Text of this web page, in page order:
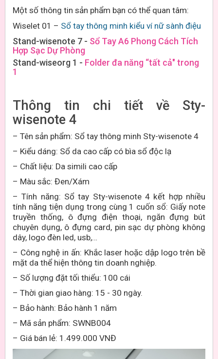
Một số thông tin sản phẩm bạn có thể quan tâm:
Wiselet 01 – Sổ tay thông minh kiểu ví nữ sành điệu
Stand-wisenote 7 - Sổ Tay A6 Phong Cách Tích
Hợp Sạc Dự Phòng
Stand-wiseorg 1 - Folder đa năng “tất cả" trong
1
Thông tin chi tiết về Sty-
wisenote 4
– Tên sản phẩm: Sổ tay thông minh Sty-wisenote 4
– Kiểu dáng: Sổ da cao cấp có bìa sổ độc lạ
– Chất liệu: Da simili cao cấp
– Màu sắc: Đen/Xám
– Tính năng: Sổ tay Sty-wisenote 4 kết hợp nhiều
tính năng tiện dụng trong cùng 1 cuốn sổ: Giấy note
truyền thống, ô đựng điện thoại, ngăn đựng bút
chuyên dụng, ô đựng card, pin sạc dự phòng không
dây, logo đèn led, usb,…
– Công nghệ in ấn: Khắc laser hoặc dập logo trên bề
mặt da thể hiện thông tin doanh nghiệp.
– Số lượng đặt tối thiểu: 100 cái
– Thời gian giao hàng: 15 - 30 ngày.
– Bảo hành: Bảo hành 1 năm
– Mã sản phẩm: SWNB004
– Giá bán lẻ: 1.499.000 VNĐ